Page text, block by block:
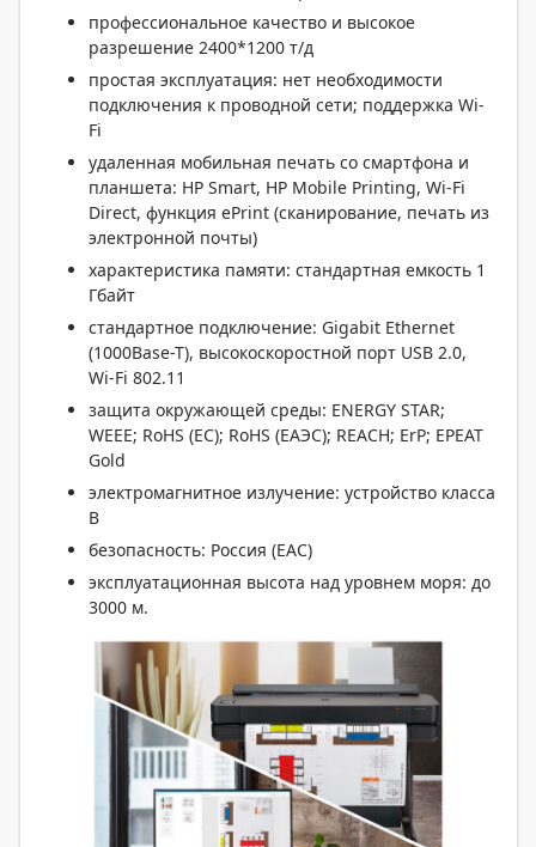
профессиональное качество и высокое
разрешение 2400*1200 т/д
простая эксплуатация: нет необходимости
подключения к проводной сети; поддержка Wi-
Fi
удаленная мобильная печать со смартфона и
планшета: HP Smart, HP Mobile Printing, Wi-Fi
Direct, функция ePrint (сканирование, печать из
электронной почты)
характеристика памяти: стандартная емкость 1
Гбайт
стандартное подключение: Gigabit Ethernet
(1000Base-T), высокоскоростной порт USB 2.0,
Wi-Fi 802.11
защита окружающей среды: ENERGY STAR;
WEEE; RoHS (ЕС); RoHS (ЕАЭС); REACH; ErP; EPEAT
Gold
электромагнитное излучение: устройство класса
В
безопасность: Россия (EAC)
эксплуатационная высота над уровнем моря: до
3000 м.